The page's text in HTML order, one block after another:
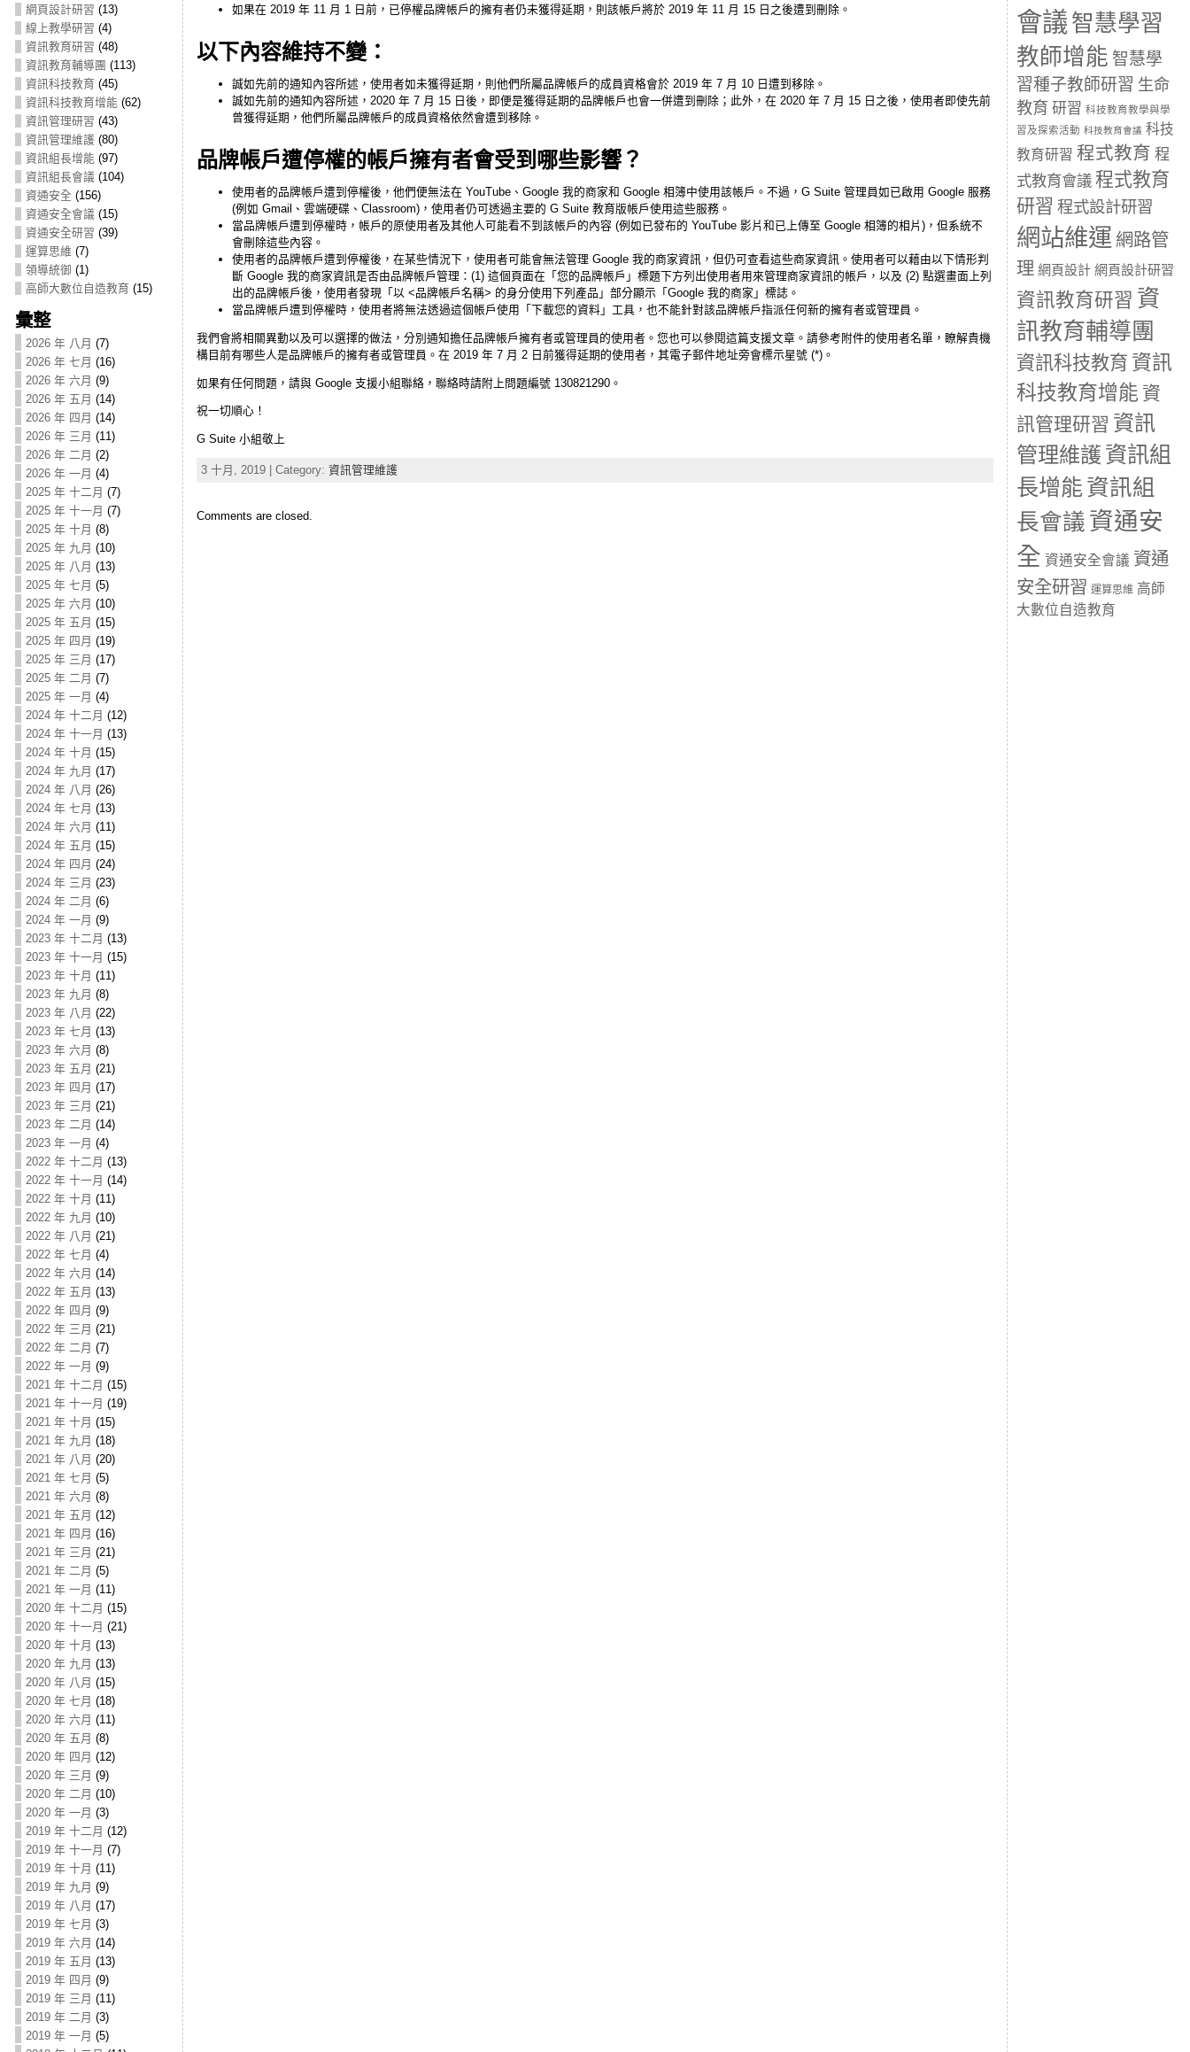
網頁設計研習 (13)
線上教學研習 (4)
資訊教育研習 (48)
資訊教育輔導團 (113)
資訊科技教育 (45)
資訊科技教育增能(62)
資訊管理研習 (43)
資訊管理維護(80)
資訊組長增能(97)
資訊組長會議 (104)
資通安全 (156)
資通安全會議 (15)
資通安全研習 (39)
運算思維 (7)
領導統御 (1)
高師大數位自造教育 (15)
彙整
2026 年 八月 (7)
2026 年 七月 (16)
2026 年 六月 (9)
2026 年 五月 (14)
2026 年 四月 (14)
2026 年 三月 (11)
2026 年 二月 (2)
2026 年 一月 (4)
2025 年 十二月 (7)
2025 年 十一月 (7)
2025 年 十月 (8)
2025 年 九月 (10)
2025 年 八月 (13)
2025 年 七月 (5)
2025 年 六月 (10)
2025 年 五月 (15)
2025 年 四月 (19)
2025 年 三月 (17)
2025 年 二月 (7)
2025 年 一月 (4)
2024 年 十二月 (12)
2024 年 十一月 (13)
2024 年 十月 (15)
2024 年 九月 (17)
2024 年 八月 (26)
2024 年 七月 (13)
2024 年 六月 (11)
2024 年 五月 (15)
2024 年 四月 (24)
2024 年 三月 (23)
2024 年 二月 (6)
2024 年 一月 (9)
2023 年 十二月 (13)
2023 年 十一月 (15)
2023 年 十月 (11)
2023 年 九月 (8)
2023 年 八月 (22)
2023 年 七月 (13)
2023 年 六月 (8)
2023 年 五月 (21)
2023 年 四月 (17)
2023 年 三月 (21)
2023 年 二月 (14)
2023 年 一月 (4)
2022 年 十二月 (13)
2022 年 十一月 (14)
2022 年 十月 (11)
2022 年 九月 (10)
2022 年 八月 (21)
2022 年 七月 (4)
2022 年 六月 (14)
2022 年 五月 (13)
2022 年 四月 (9)
2022 年 三月 (21)
2022 年 二月 (7)
2022 年 一月 (9)
2021 年 十二月 (15)
2021 年 十一月 (19)
2021 年 十月 (15)
2021 年 九月 (18)
2021 年 八月 (20)
2021 年 七月 (5)
2021 年 六月 (8)
2021 年 五月 (12)
2021 年 四月 (16)
2021 年 三月 (21)
2021 年 二月 (5)
2021 年 一月 (11)
2020 年 十二月 (15)
2020 年 十一月 (21)
2020 年 十月 (13)
2020 年 九月 (13)
2020 年 八月 (15)
2020 年 七月 (18)
2020 年 六月 (11)
2020 年 五月 (8)
2020 年 四月 (12)
2020 年 三月 (9)
2020 年 二月 (10)
2020 年 一月 (3)
2019 年 十二月 (12)
2019 年 十一月 (7)
2019 年 十月 (11)
2019 年 九月 (9)
2019 年 八月 (17)
2019 年 七月 (3)
2019 年 六月 (14)
2019 年 五月 (13)
2019 年 四月 (9)
2019 年 三月 (11)
2019 年 二月 (3)
2019 年 一月 (5)
如果在 2019 年 11 月 1 日前，已停權品牌帳戶的擁有者仍未獲得延期，則該帳戶將於 2019 年 11 月 15 日之後遭到刪除。
以下內容維持不變：
誠如先前的通知內容所述，使用者如未獲得延期， 則他們所屬品牌帳戶的成員資格會於 2019 年 7 月 10 日遭到移除。
誠如先前的通知內容所述，2020 年 7 月 15 日後，即便是獲得延期的品牌帳戶也會一併遭到刪除；此外，在 2020 年 7 月 15 日之後，使用者即使先前
曾獲得延期， 他們所屬品牌帳戶的成員資格依然會遭到移除。
品牌帳戶遭停權的帳戶擁有者會受到哪些影響？
使用者的品牌帳戶遭到停權後，他們便無法在 YouTube、Google 我的商家和 Google 相簿中使用該帳戶。不過，G Suite 管理員如已啟用 Google 服務
(例如 Gmail、雲端硬碟、Classroom)， 使用者仍可透過主要的 G Suite 教育版帳戶使用這些服務。
當品牌帳戶遭到停權時， 帳戶的原使用者及其他人可能看不到該帳戶的內容 (例如已發布的 YouTube 影片和已上傳至 Google 相簿的相片)，但系統不
會刪除這些內容。
使用者的品牌帳戶遭到停權後，在某些情況下， 使用者可能會無法管理 Google 我的商家資訊，但仍可查看這些商家資訊。 使用者可以藉由以下情形判
斷 Google 我的商家資訊是否由品牌帳戶管理：(1) 這個頁面在「您的品牌帳戶」 標題下方列出使用者用來管理商家資訊的帳戶，以及 (2) 點選畫面上列
出的品牌帳戶後，使用者發現「以 <品牌帳戶名稱> 的身分使用下列產品」部分顯示「Google 我的商家」標誌。
當品牌帳戶遭到停權時，使用者將無法透過這個帳戶使用「 下載您的資料」工具， 也不能針對該品牌帳戶指派任何新的擁有者或管理員。
我們會將相關異動以及可以選擇的做法， 分別通知擔任品牌帳戶擁有者或管理員的使用者。您也可以參閱這篇支援文章。請參考附件的使用者名單， 瞭解貴機
構目前有哪些人是品牌帳戶的擁有者或管理員。在 2019 年 7 月 2 日前獲得延期的使用者，其電子郵件地址旁會標示星號 (*)。
如果有任何問題，請與 Google 支援小組聯絡，聯絡時請附上問題編號 130821290。
祝一切順心！
G Suite 小組敬上
3 十月, 2019 | Category: 資訊管理維護
Comments are closed.
會議 智慧學習
教師增能 智慧學
習種子教師研習 生命
教育 研習 科技教育教學與學
習及探索活動 科技教育會議 科技
教育研習 程式教育 程
式教育會議 程式教育
研習 程式設計研習
網站維運 網路管
理 網頁設計 網頁設計研習
資訊教育研習 資
訊教育輔導團
資訊科技教育 資訊
科技教育增能 資
訊管理研習 資訊
管理維護 資訊組
長增能資訊組
長會議 資通安
全 資通安全會議 資通
安全研習 運算思維 高師
大數位自造教育